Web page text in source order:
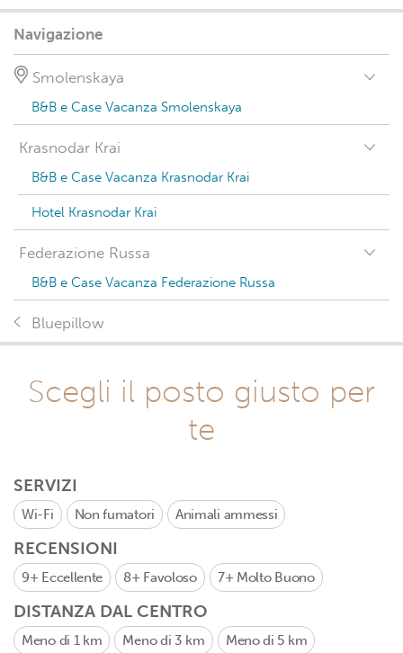
Navigazione
Smolenskaya
B&B e Case Vacanza Smolenskaya
Krasnodar Krai
B&B e Case Vacanza Krasnodar Krai
Hotel Krasnodar Krai
Federazione Russa
B&B e Case Vacanza Federazione Russa
Bluepillow
Scegli il posto giusto per
te
SERVIZI
Wi-Fi Non fumatori Animali ammessi
RECENSIONI
9+ Eccellente 8+ Favoloso 7+ Molto Buono
DISTANZA DAL CENTRO
Meno di 1 km Meno di 3 km Meno di 5 km